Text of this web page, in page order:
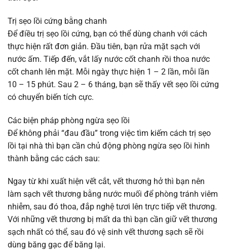
Trị sẹo lồi cứng bằng chanh
Để điều trị sẹo lồi cứng, bạn có thể dùng chanh với cách
thực hiện rất đơn giản. Đầu tiên, bạn rửa mặt sạch với
nước ấm. Tiếp đến, vắt lấy nước cốt chanh rồi thoa nước
cốt chanh lên mặt. Mỗi ngày thực hiện 1 – 2 lần, mỗi lần
10 – 15 phút. Sau 2 – 6 tháng, bạn sẽ thấy vết sẹo lồi cứng
có chuyển biến tích cực.
Các biện pháp phòng ngừa sẹo lồi
Để không phải “đau đầu” trong việc tìm kiếm cách trị sẹo
lồi tại nhà thì bạn cần chủ động phòng ngừa sẹo lồi hình
thành bằng các cách sau:
Ngay từ khi xuất hiện vết cắt, vết thương hở thì bạn nên
làm sạch vết thương bằng nước muối để phòng tránh viêm
nhiễm, sau đó thoa, đắp nghệ tươi lên trực tiếp vết thương.
Với những vết thương bị mất da thì bạn cần giữ vết thương
sạch nhất có thể, sau đó vệ sinh vết thương sạch sẽ rồi
dùng băng gạc để băng lại.